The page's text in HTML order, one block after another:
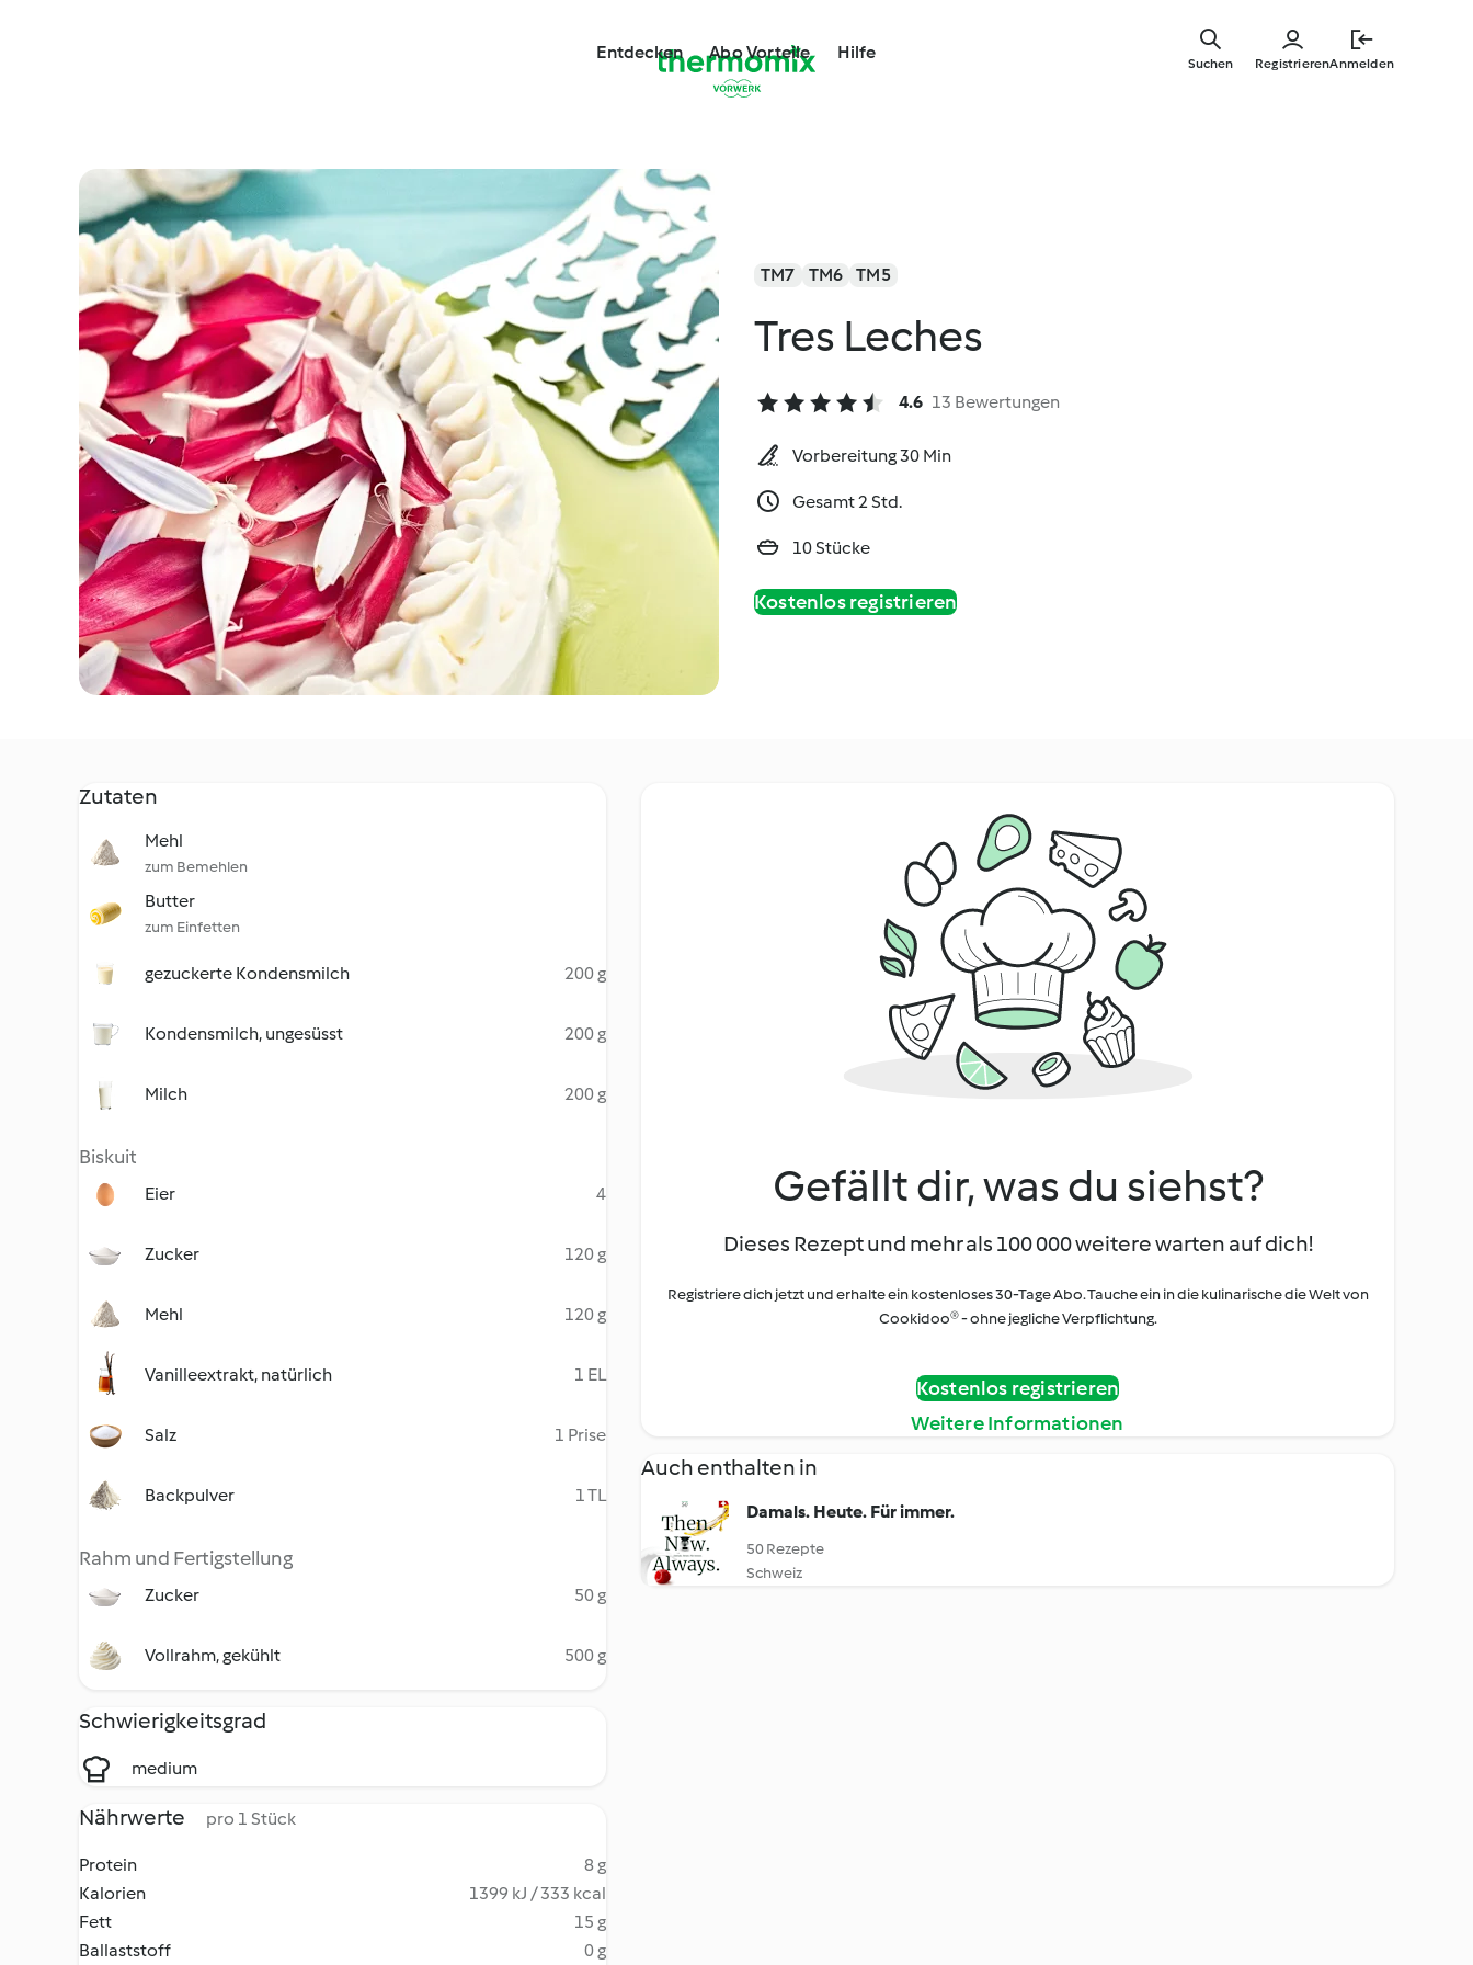
springen
Entdecken Abo Vorteile Hilfe
RegistrierenAnmelden
Suchen
TM7 TM6 TM5
Tres Leches
4.6 13 Bewertungen
Vorbereitung 30 Min
Gesamt 2 Std.
10 Stücke
Kostenlos registrieren
Zutaten
Mehl
zum Bemehlen
Butter
zum Einfetten
gezuckerte Kondensmilch 200 g
Kondensmilch, ungesüsst 200 g
Milch 200 g
Biskuit
Eier 4
Zucker 120 g
Mehl 120 g
Vanilleextrakt, natürlich 1 EL
Salz 1 Prise
Backpulver 1 TL
Rahm und Fertigstellung
Zucker 50 g
Vollrahm, gekühlt 500 g
Schwierigkeitsgrad
medium
Nährwerte pro 1 Stück
Protein
8 g
Kalorien
1399 kJ / 333 kcal
Fett
15 g
Ballaststoff
0 g
Gefällt dir, was du siehst?
Dieses Rezept und mehr als 100 000 weitere warten auf dich!
Registriere dich jetzt und erhalte ein kostenloses 30-Tage Abo. Tauche ein in die kulinarische die Welt von
Cookidoo® - ohne jegliche Verpflichtung.
Kostenlos registrieren
Weitere Informationen
Auch enthalten in
Damals. Heute. Für immer.
50 Rezepte
Schweiz